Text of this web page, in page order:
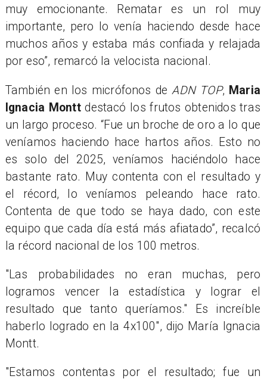
muy emocionante. Rematar es un rol muy
importante, pero lo venía haciendo desde hace
muchos años y estaba más confiada y relajada
por eso”, remarcó la velocista nacional.
También en los micrófonos deADN TOP, Maria
Ignacia Monttdestacó los frutos obtenidos tras
un largo proceso. “Fue un broche de oro a lo que
veníamos haciendo hace hartos años. Esto no
es solo del 2025, veníamos haciéndolo hace
bastante rato. Muy contenta con el resultado y
el récord, lo veníamos peleando hace rato.
Contenta de que todo se haya dado, con este
equipo que cada día está más afiatado”, recalcó
la récord nacional de los 100 metros.
"Las probabilidades no eran muchas, pero
logramos vencer la estadística y lograr el
resultado que tanto queríamos." Es increíble
haberlo logrado en la 4x100″, dijo María Ignacia
Montt.
"Estamos contentas por el resultado; fue un